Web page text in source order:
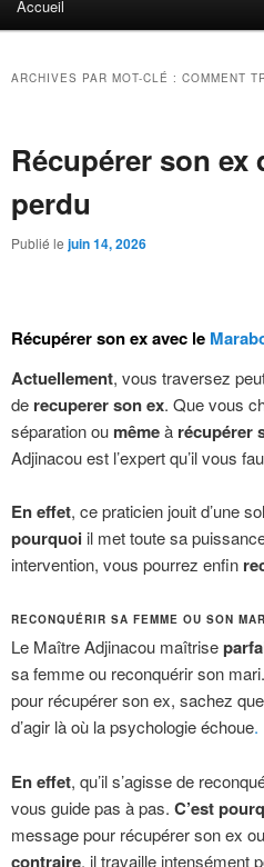
Accueil
ARCHIVES PAR MOT-CLÉ : COMMENT
Récupérer son
perdu
Publié le juin 14, 2026
Récupérer son ex avec le
Actuellement, vous traversez
de recuperer son ex. Que vous
séparation ou mêmeà récupérer
Adjinacou est l’expert qu’il vous
En effet, ce praticien jouit d’une
pourquoi il met toute sa
intervention, vous pourrez enfin
RECONQUÉRIR SA FEMME OU SON
Le Maître Adjinacou maîtrise
sa femme ou reconquérir son mari.
pour récupérer son ex, sachez
d’agir là où la psychologie échoue.
En effet, qu’il s’agisse de
vous guide pas à pas. C’est
message pour récupérer son ex
contraire, il travaille intensément